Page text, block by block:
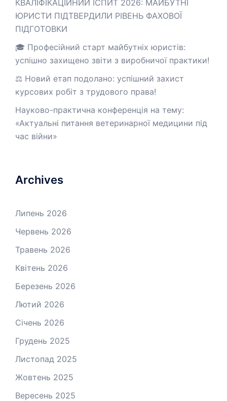
КВАЛІФІКАЦІЙНИЙ ІСПИТ 2026: МАЙБУТНІ
ЮРИСТИ ПІДТВЕРДИЛИ РІВЕНЬ ФАХОВОЇ
ПІДГОТОВКИ
🎓 Професійний старт майбутніх юристів:
успішно захищено звіти з виробничої практики!
⚖️ Новий етап подолано: успішний захист
курсових робіт з трудового права!
Науково-практична конференція на тему:
«Актуальні питання ветеринарної медицини під
час війни»
Archives
Липень 2026
Червень 2026
Травень 2026
Квітень 2026
Березень 2026
Лютий 2026
Січень 2026
Грудень 2025
Листопад 2025
Жовтень 2025
Вересень 2025